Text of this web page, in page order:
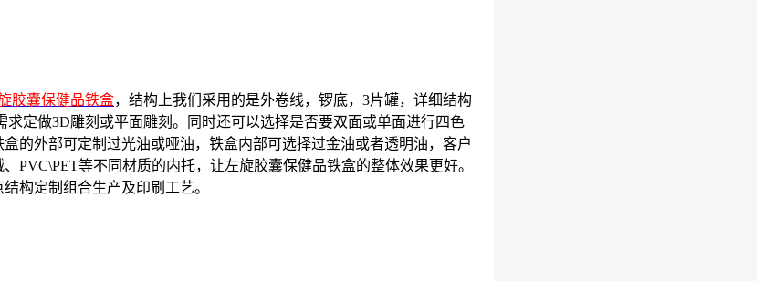
胶囊保健品铁盒，结构上我们采用的是外卷线，锣底，3片罐，详细结构
求定做3D雕刻或平面雕刻。同时还可以选择是否要双面或单面进行四色
的外部可定制过光油或哑油，铁盒内部可选择过金油或者透明油，客户
PVC\PET等不同材质的内托，让左旋胶囊保健品铁盒的整体效果更好。
构定制组合生产及印刷工艺。